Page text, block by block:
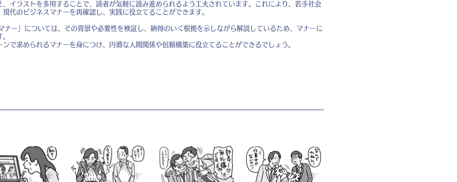
イラストを多用することで、読者が気軽に読み進められるよう工夫されています。これにより、若手社会
代のビジネスマナーを再確認し、実践に役立てることができます。
ナー」については、その背景や必要性を検証し、納得のいく根拠を示しながら解説しているため、マナーに
で求められるマナーを身につけ、円滑な人間関係や信頼構築に役立てることができるでしょう。